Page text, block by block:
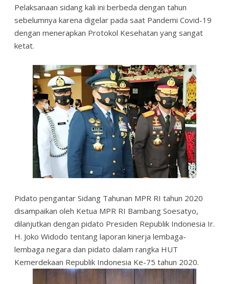
Pelaksanaan sidang kali ini berbeda dengan tahun
sebelumnya karena digelar pada saat Pandemi Covid-19
dengan menerapkan Protokol Kesehatan yang sangat
ketat.
Pidato pengantar Sidang Tahunan MPR RI tahun 2020
disampaikan oleh Ketua MPR RI Bambang Soesatyo,
dilanjutkan dengan pidato Presiden Republik Indonesia Ir.
H. Joko Widodo tentang laporan kinerja lembaga-
lembaga negara dan pidato dalam rangka HUT
Kemerdekaan Republik Indonesia Ke-75 tahun 2020.